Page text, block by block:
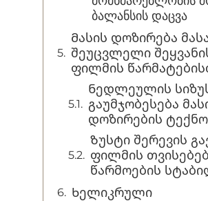
ბალანსის დაცვა
Მასის დოზირება
შეუცვლელი
ფილმის
Ნედლეულის
გაუმჯობესება
დოზირების
Ზუსტი შერევის
ფილმის
წარმოების
Ხელიკრული